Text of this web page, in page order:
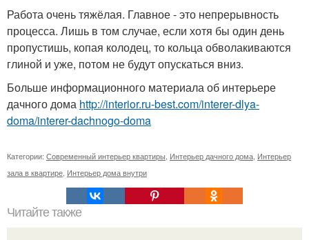
Работа очень тяжёлая. Главное - это непрерывность
процесса. Лишь в том случае, если хотя бы один день
пропустишь, копая колодец, то кольца обволакиваются
глиной и уже, потом не будут опускаться вниз.
Больше информационного материала об интерьере
дачного дома http://interior.ru-best.com/interer-dlya-
doma/interer-dachnogo-doma
Категории: Современный интерьер квартиры Интерьер дачного дома Интерьер
зала в квартире Интерьер дома внутри
Читайте также